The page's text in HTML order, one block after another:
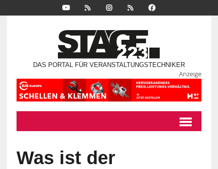
DAS PORTAL FÜR VERANSTALTUNGSTECHNIKER
Anzeige
Was ist der